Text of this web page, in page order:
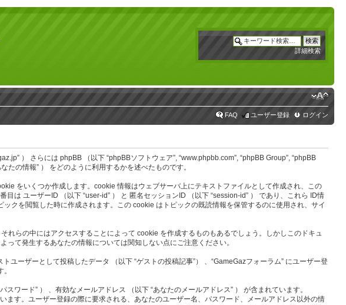
詳細検索
FAQ ユーザー登録 ログイン
） さらには phpBB （以下 “phpBBソフトウェア”, “www.phpbb.com”, “phpBB Group”, “phpBB
の情報” ） をどのように利用するかを述べたものです。
をいくつか作成します。cookie 情報はウェブサーバ上にテキストファイルとして作成され、この
は ユーザーID （以下 “user-id” ） と 匿名セッションID （以下 “session-id” ） であり、これら ID情
クを閲覧した時に作成されます。この cookie はトピックの既読情報を保管するのに使用され、サイ
れらの中にはアクセスすることによって cookie を作成するものもあるでしょう。しかしこのドキュ
て発生するあなたの情報については関知しない点にご注意ください。
ーザーとして投稿したデータ （以下 “ゲストの投稿記事”） 、“GameGazフォーラム” にユーザー登
ワード” ） 、有効なメールアドレス （以下 “あなたのメールアドレス” ） が含まれています。
す。ユーザー登録の際に要求される、あなたのユーザー名、パスワード、メールアドレス以外の情